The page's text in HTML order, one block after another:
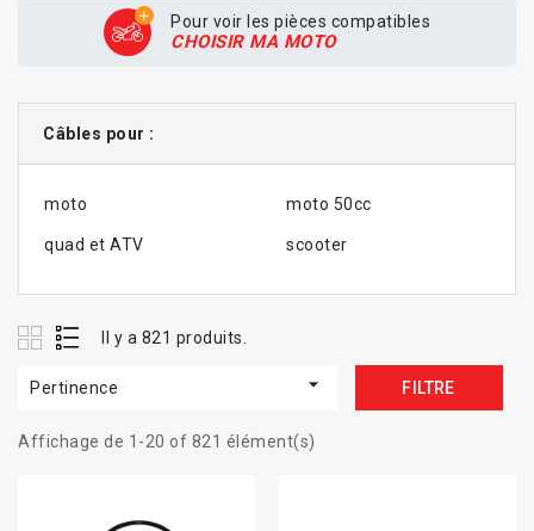
Pour voir les pièces compatibles
CHOISIR MA MOTO
Câbles pour :
moto moto 50cc
quad et ATV scooter
Il y a 821 produits.
Pertinence  FILTRE
Affichage de 1-20 of 821 élément(s)